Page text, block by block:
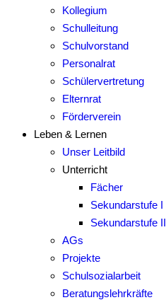
Kollegium
Schulleitung
Schulvorstand
Personalrat
Schülervertretung
Elternrat
Förderverein
Leben & Lernen
Unser Leitbild
Unterricht
Fächer
Sekundarstufe I
Sekundarstufe II
AGs
Projekte
Schulsozialarbeit
Beratungslehrkräfte